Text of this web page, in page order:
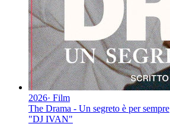
2026· Film
The Drama - Un segreto è per sempre
"DJ IVAN"